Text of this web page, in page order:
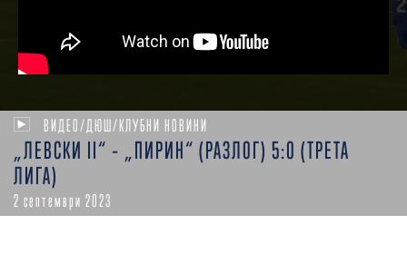
ВИДЕО/ДЮШ/КЛУБНИ НОВИНИ
„ЛЕВСКИ II“ – „ПИРИН“ (РАЗЛОГ) 5:0 (ТРЕТА
ЛИГА)
2 септември 2023